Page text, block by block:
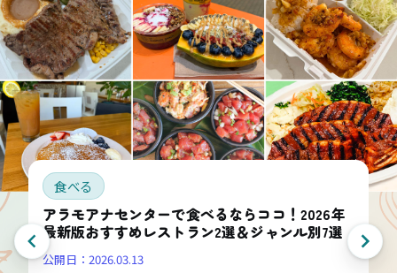
食べる
アラモアナセンターで食べるならココ！2026年
最新版おすすめレストラン2選＆ジャンル別7選
公開日： 2026.03.13